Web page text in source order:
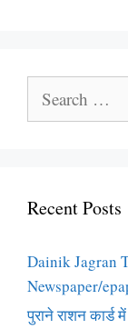
for:
Recent Posts
Dainik Jagran
Newspaper/
पुराने राशन कार्ड